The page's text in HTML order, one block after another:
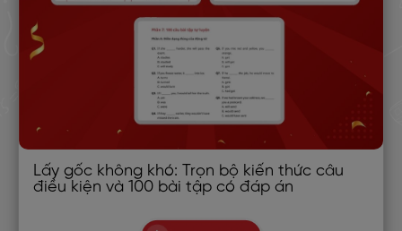
Lấy gốc không khó: Trọn bộ kiến thức câu
điều kiện và 100 bài tập có đáp án